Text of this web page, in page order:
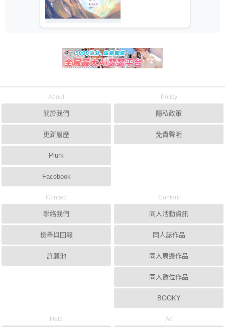
About
關於我們
更新履歷
Plurk
Facebook
Policy
隱私政策
免責聲明
Contact
聯絡我們
檢舉與回報
許願池
Content
同人活動資訊
同人誌作品
同人周邊作品
同人數位作品
BOOKY
Help Ad